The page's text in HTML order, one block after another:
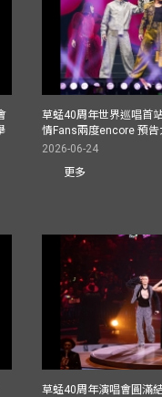
草蜢40周年世界巡唱首
情Fans兩度encore 預
2026-06-24
更多
草蜢40周年演唱會圓滿